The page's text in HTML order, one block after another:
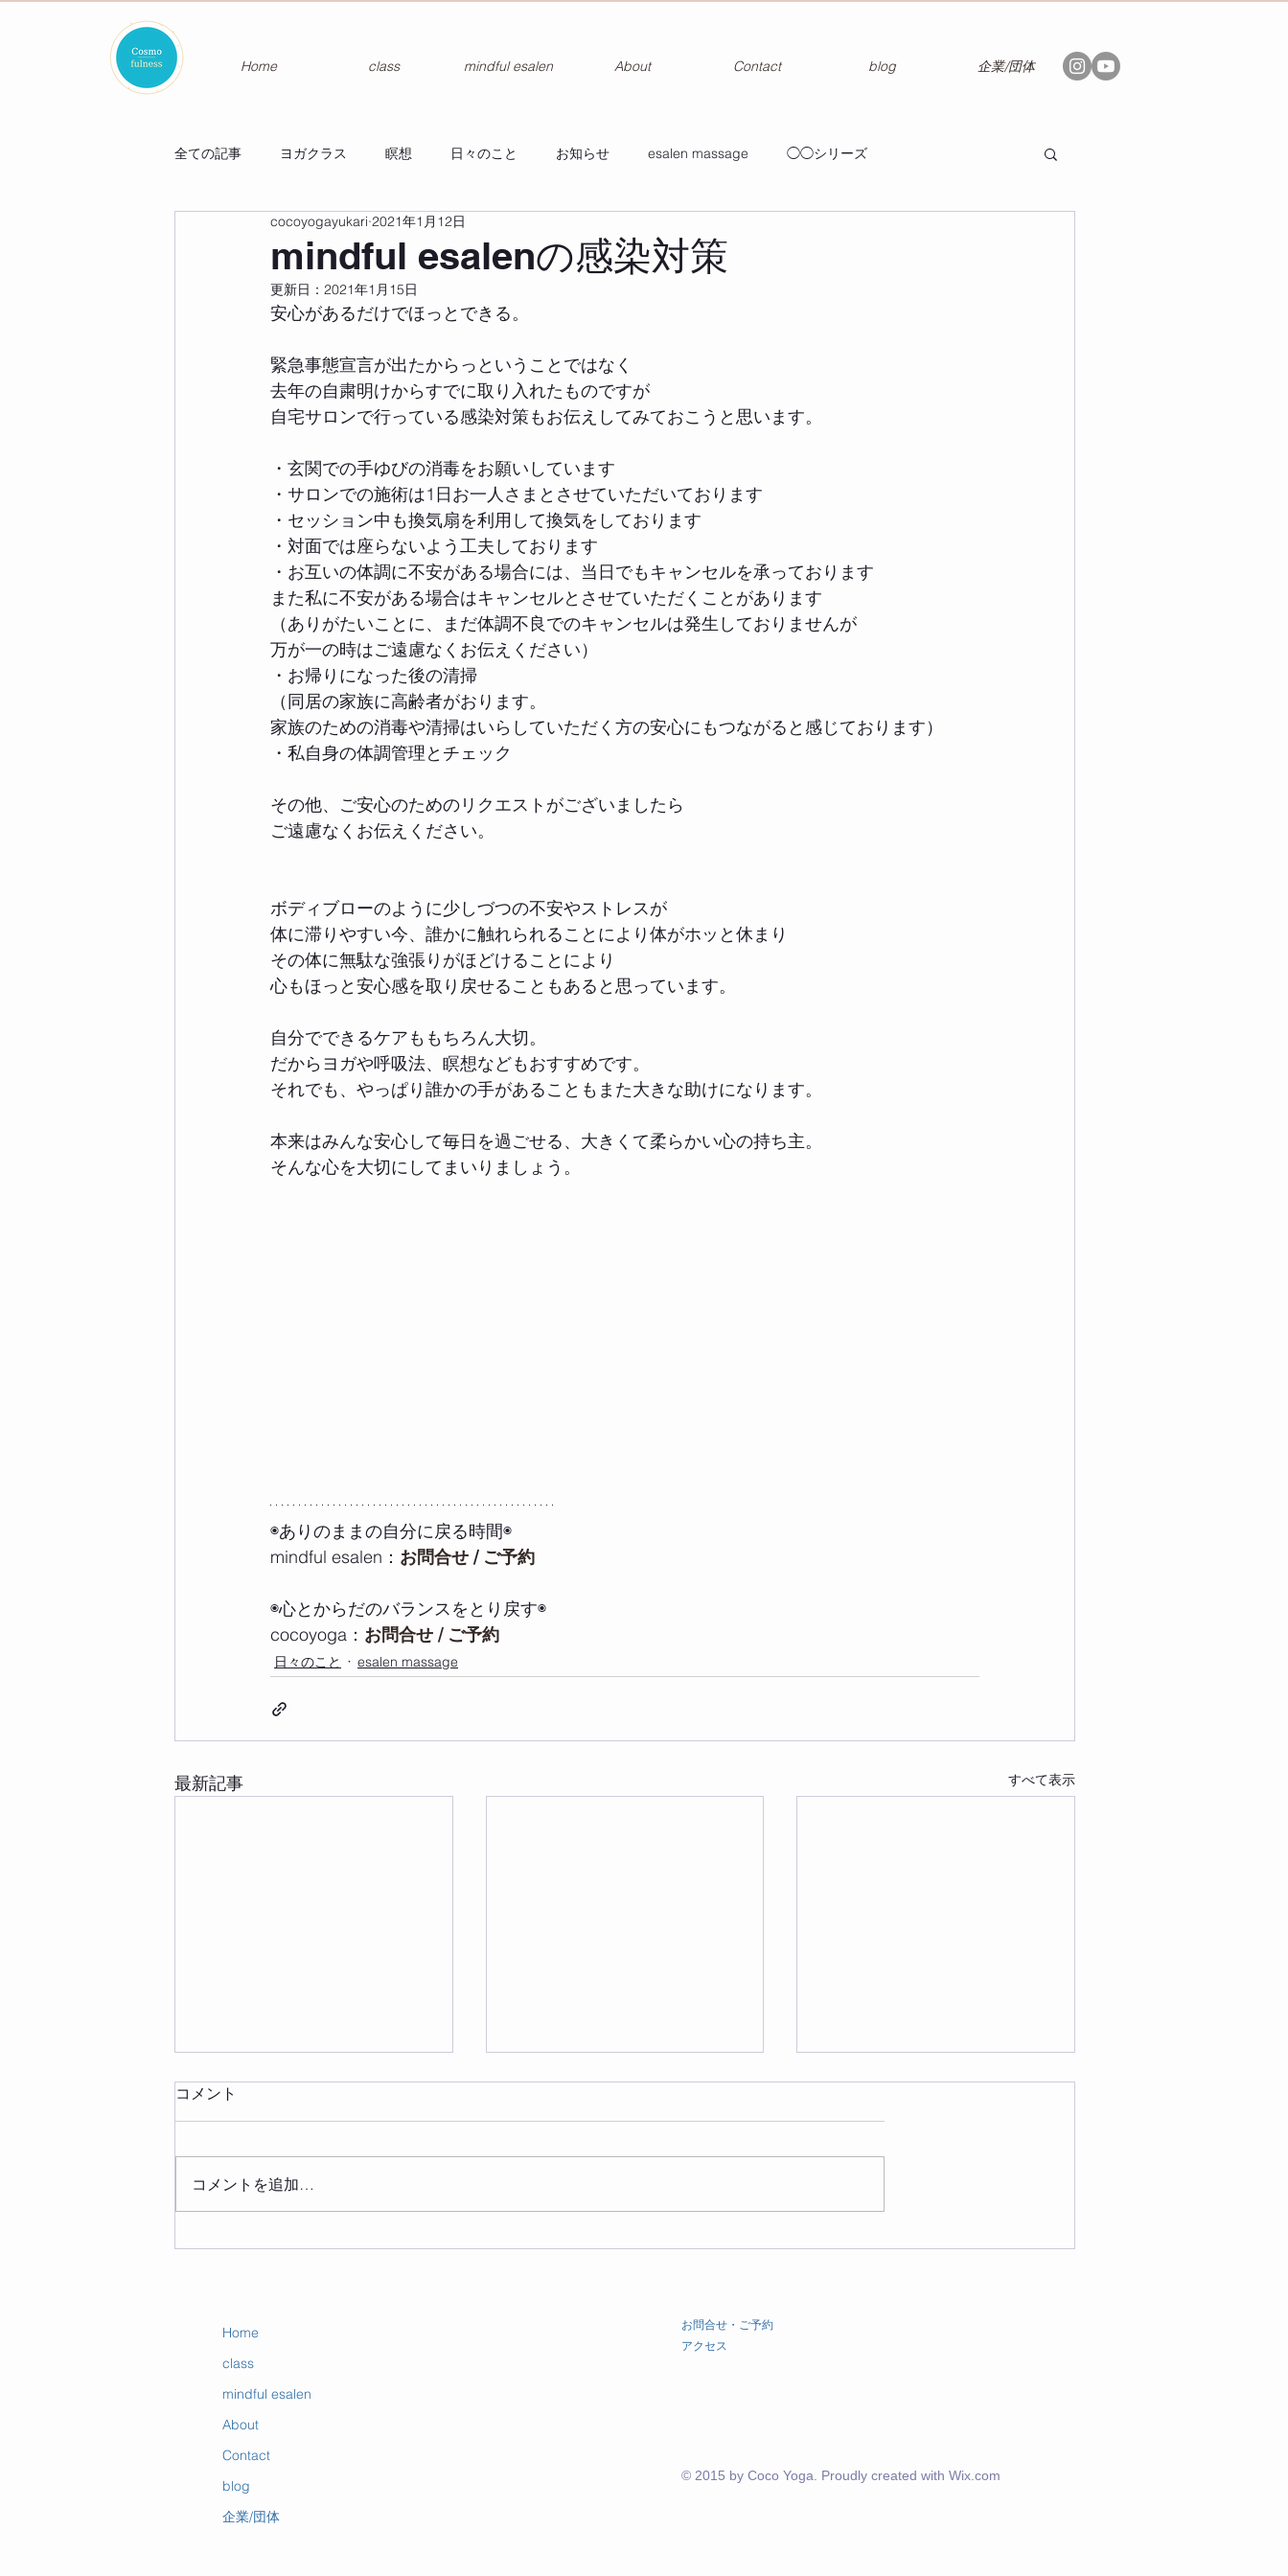
Home class mindful esalen About Contact blog 企業/団体
全ての記事 ヨガクラス 瞑想 日々のこと お知らせ esalen massage ◯◯シリーズ
mindful esalenの感染対策
cocoyogayukari 2021年1月12日
更新日： 2021年1月15日
安心があるだけでほっとできる。
緊急事態宣言が出たからっということではなく
去年の自粛明けからすでに取り入れたものですが
自宅サロンで行っている感染対策もお伝えしてみておこうと思います。
・玄関での手ゆびの消毒をお願いしています
・サロンでの施術は1日お一人さまとさせていただいております
・セッション中も換気扇を利用して換気をしております
・対面では座らないよう工夫しております
・お互いの体調に不安がある場合には、当日でもキャンセルを承っております
また私に不安がある場合はキャンセルとさせていただくことがあります
（ありがたいことに、まだ体調不良でのキャンセルは発生しておりませんが
万が一の時はご遠慮なくお伝えください）
・お帰りになった後の清掃
（同居の家族に高齢者がおります。
家族のための消毒や清掃はいらしていただく方の安心にもつながると感じております）
・私自身の体調管理とチェック
その他、ご安心のためのリクエストがございましたら
ご遠慮なくお伝えください。
ボディブローのように少しづつの不安やストレスが
体に滞りやすい今、誰かに触れられることにより体がホッと休まり
その体に無駄な強張りがほどけることにより
心もほっと安心感を取り戻せることもあると思っています。
自分でできるケアももちろん大切。
だからヨガや呼吸法、瞑想などもおすすめです。
それでも、やっぱり誰かの手があることもまた大きな助けになります。
本来はみんな安心して毎日を過ごせる、大きくて柔らかい心の持ち主。
そんな心を大切にしてまいりましょう。
◉ありのままの自分に戻る時間◉
mindful esalen： お問合せ / ご予約
◉心とからだのバランスをとり戻す◉
cocoyoga： お問合せ / ご予約
日々のこと esalen massage
最新記事 すべて表示
コメント
コメントを追加…
Home
class
mindful esalen
About
Contact
blog
企業/団体
​お問合せ・ご予約
​アクセス
© 2015 by Coco Yoga. Proudly created with Wix.com